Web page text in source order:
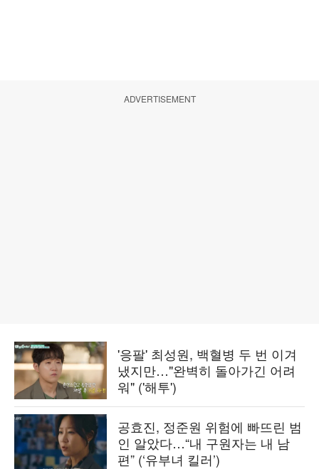
ADVERTISEMENT
'응팔' 최성원, 백혈병 두 번 이겨
냈지만…"완벽히 돌아가긴 어려
워" ('해투')
공효진, 정준원 위험에 빠뜨린 범
인 알았다…“내 구원자는 내 남
편” (‘유부녀 킬러’)